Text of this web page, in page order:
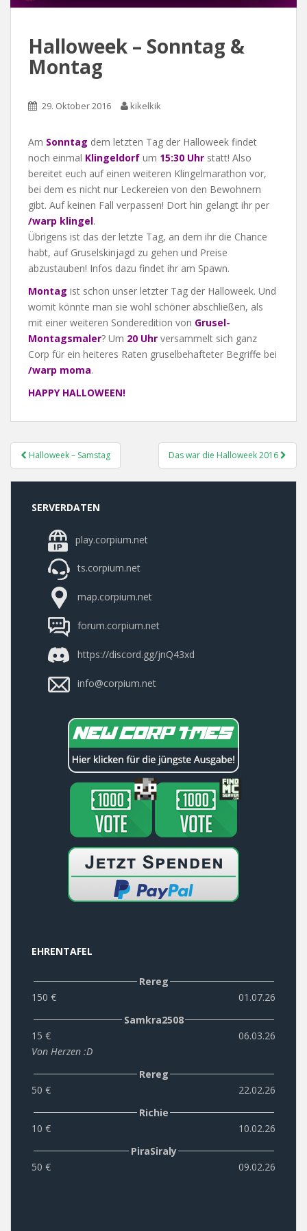
Halloweek – Sonntag &
Montag
29. Oktober 2016 kikelkik
Am Sonntag dem letzten Tag der Halloweek findet
noch einmal Klingeldorf um 15:30 Uhr statt! Also
bereitet euch auf einen weiteren Klingelmarathon vor,
bei dem es nicht nur Leckereien von den Bewohnern
gibt. Auf keinen Fall verpassen! Dort hin gelangt ihr per
/warp klingel.
Übrigens ist das der letzte Tag, an dem ihr die Chance
habt, auf Gruselskinjagd zu gehen und Preise
abzustauben! Infos dazu findet ihr am Spawn.
Montag ist schon unser letzter Tag der Halloweek. Und
womit könnte man sie wohl schöner abschließen, als
mit einer weiteren Sonderedition von Grusel-
Montagsmaler? Um 20 Uhr versammelt sich ganz
Corp für ein heiteres Raten gruselbehafteter Begriffe bei
/warp moma.
HAPPY HALLOWEEN!
Post
Navigation
Halloweek – Samstag Das war die Halloweek 2016
SERVERDATEN
play.corpium.net
ts.corpium.net
map.corpium.net
forum.corpium.net
https://discord.gg/jnQ43xd
info@corpium.net
EHRENTAFEL
Rereg
150 €
01.07.26
Samkra2508
15 €
06.03.26
Von Herzen :D
Rereg
50 €
22.02.26
Richie
10 €
10.02.26
PiraSiraly
50 €
09.02.26